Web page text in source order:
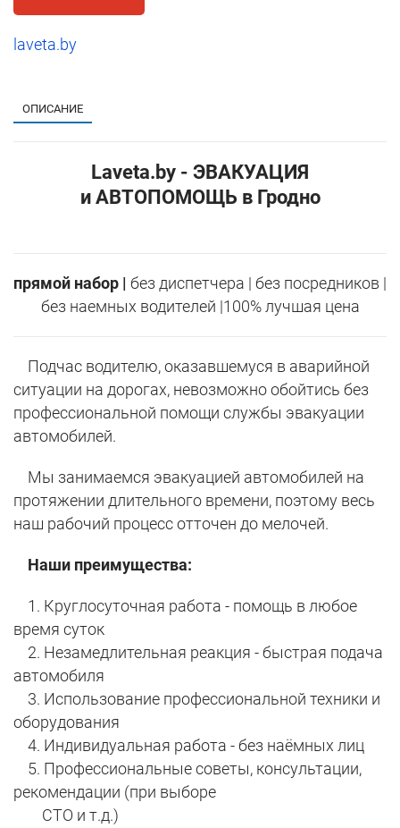
laveta.by
ОПИСАНИЕ
Laveta.by - ЭВАКУАЦИЯ
и АВТОПОМОЩЬ в Гродно
прямой набор | без диспетчера | без посредников |
без наемных водителей |100% лучшая цена
Подчас водителю, оказавшемуся в аварийной
ситуации на дорогах, невозможно обойтись без
профессиональной помощи службы эвакуации
автомобилей.
Мы занимаемся эвакуацией автомобилей на
протяжении длительного времени, поэтому весь
наш рабочий процесс отточен до мелочей.
Наши преимущества:
1. Круглосуточная работа - помощь в любое
время суток
2. Незамедлительная реакция - быстрая подача
автомобиля
3. Использование профессиональной техники и
оборудования
4. Индивидуальная работа - без наёмных лиц
5. Профессиональные советы, консультации,
рекомендации (при выборе
СТО и т.д.)